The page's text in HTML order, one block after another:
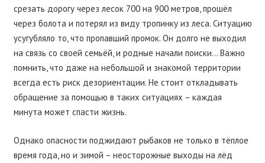
срезать дорогу через лесок 700 на 900 метров, прошёл
через болота и потерял из виду тропинку из леса. Ситуацию
усугубляло то, что пропавший промок. Он долго не выходил
на связь со своей семьёй, и родные начали поиски… Важно
помнить, что даже на небольшой и знакомой территории
всегда есть риск дезориентации. Не стоит откладывать
обращение за помощью в таких ситуациях – каждая
минута может спасти жизнь.
Однако опасности поджидают рыбаков не только в тёплое
время года, но и зимой – неосторожные выходы на лёд